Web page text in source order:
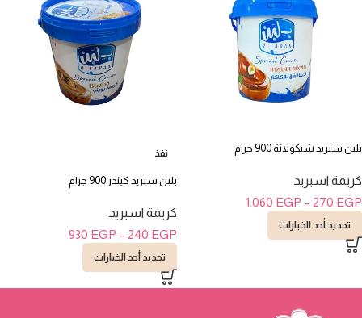
بلبن سبريد شيكولاتة 900 جرام
كريمة اسبريد
270 EGP
–
1.060 EGP
تحديد أحد الخيارات
نفذ
بلبن سبريد كيندر 900 جرام
كريمة اسبريد
240 EGP
–
930 EGP
تحديد أحد الخيارات